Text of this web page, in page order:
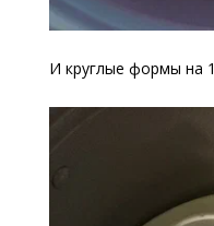
И круглые формы на